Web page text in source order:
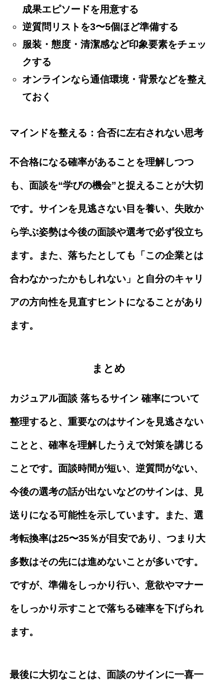
成果エピソードを用意する
逆質問リストを3〜5個ほど準備する
服装・態度・清潔感など印象要素をチェッ
クする
オンラインなら通信環境・背景などを整え
ておく
マインドを整える：合否に左右されない思考
不合格になる確率があることを理解しつつ
も、面談を“学びの機会”と捉えることが大切
です。サインを見逃さない目を養い、失敗か
ら学ぶ姿勢は今後の面談や選考で必ず役立ち
ます。また、落ちたとしても「この企業とは
合わなかったかもしれない」と自分のキャリ
アの方向性を見直すヒントになることがあり
ます。
まとめ
カジュアル面談 落ちるサイン 確率について
整理すると、重要なのはサインを見逃さない
ことと、確率を理解したうえで対策を講じる
ことです。面談時間が短い、逆質問がない、
今後の選考の話が出ないなどのサインは、見
送りになる可能性を示しています。また、選
考転換率は25〜35％が目安であり、つまり大
多数はその先には進めないことが多いです。
ですが、準備をしっかり行い、意欲やマナー
をしっかり示すことで落ちる確率を下げられ
ます。
最後に大切なことは、面談のサインに一喜一